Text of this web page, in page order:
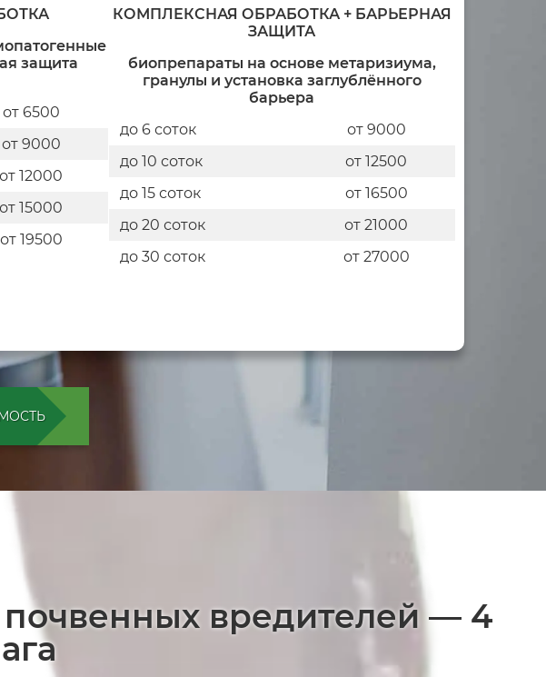
защита
от 6500
от 9000
от 12000
от 15000
от 19500
КОМПЛЕКСНАЯ ОБРАБОТКА + БАРЬЕРНАЯ
ЗАЩИТА
биопрепараты на основе метаризиума,
гранулы и установка заглублённого
барьера
до 6 соток
от 9000
до 10 соток
от 12500
до 15 соток
от 16500
до 20 соток
от 21000
до 30 соток
от 27000
почвенных вредителей — 4